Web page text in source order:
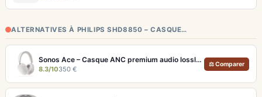
ALTERNATIVES À PHILIPS SHD8850 – CASQUE…
Sonos Ace – Casque ANC premium audio lossless et Dolby Atmos
8.3/10350 €
⚖ Comparer